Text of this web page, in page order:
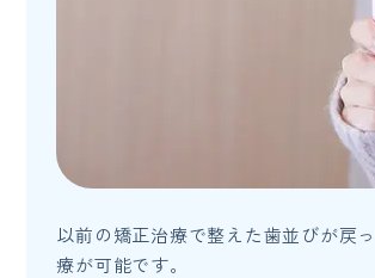
以前の矯正治療で整えた歯並びが戻
療が可能です。